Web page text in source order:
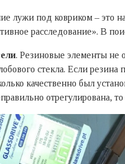
лужи под ковриком – это
расследование». В
. Резиновые элементы не
стекла. Если
качественно был
отрегулирована,